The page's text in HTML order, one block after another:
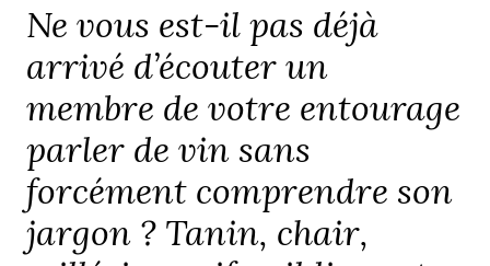
Ne vous est-il pas déjà
arrivé d’écouter un
membre de votre entourage
parler de vin sans
forcément comprendre son
jargon ? Tanin, chair,